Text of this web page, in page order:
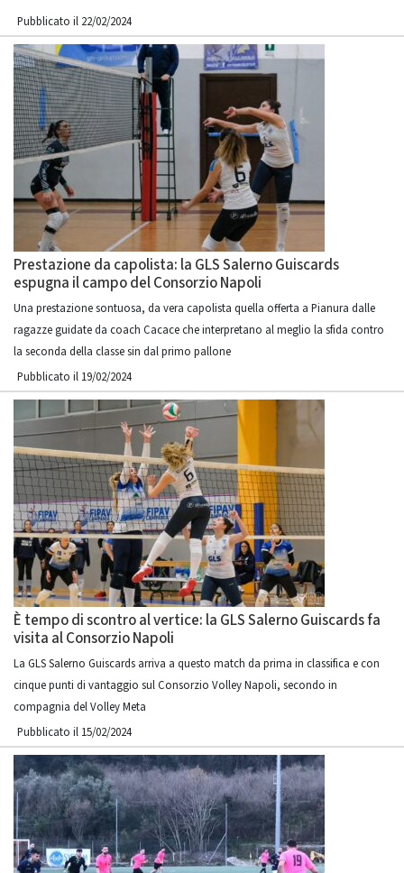
Pubblicato il 22/02/2024
Prestazione da capolista: la GLS Salerno Guiscards
espugna il campo del Consorzio Napoli
Una prestazione sontuosa, da vera capolista quella offerta a Pianura dalle
ragazze guidate da coach Cacace che interpretano al meglio la sfida contro
la seconda della classe sin dal primo pallone
Pubblicato il 19/02/2024
È tempo di scontro al vertice: la GLS Salerno Guiscards fa
visita al Consorzio Napoli
La GLS Salerno Guiscards arriva a questo match da prima in classifica e con
cinque punti di vantaggio sul Consorzio Volley Napoli, secondo in
compagnia del Volley Meta
Pubblicato il 15/02/2024